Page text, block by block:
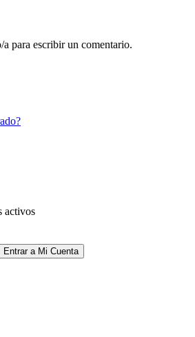
a para escribir un comentario.
activos
Entrar a Mi Cuenta